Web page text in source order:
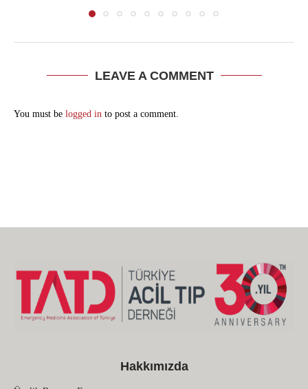
LEAVE A COMMENT
You must be logged in to post a comment.
Hakkımızda